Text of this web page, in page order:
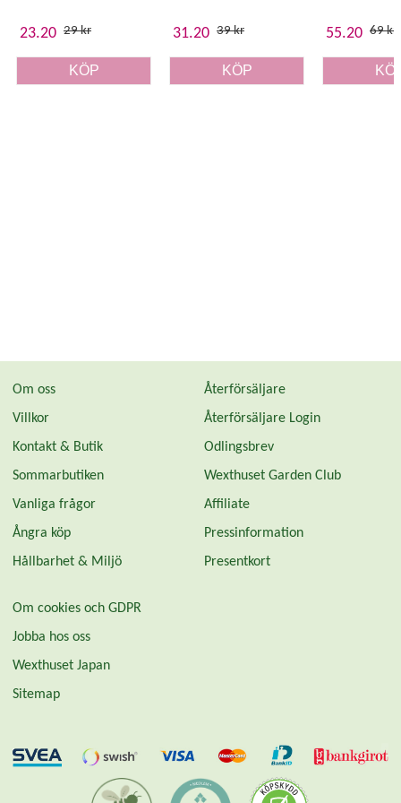
23.20 29 kr
KÖP
31.20 39 kr
KÖP
55.20 69 kr
Om oss
Villkor
Kontakt & Butik
Sommarbutiken
Vanliga frågor
Ångra köp
Hållbarhet & Miljö
Återförsäljare
Återförsäljare Login
Odlingsbrev
Wexthuset Garden Club
Affiliate
Pressinformation
Presentkort
Om cookies och GDPR
Jobba hos oss
Wexthuset Japan
Sitemap